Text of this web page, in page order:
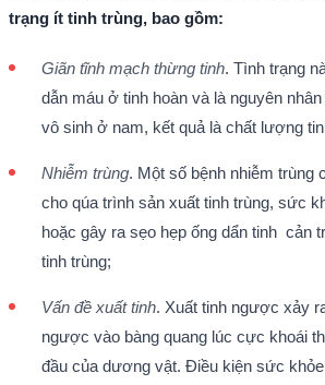
trạng ít tinh trùng, bao gồm:
Giãn tĩnh mạch thừng tinh. Tình trạng
dẫn máu ở tinh hoàn và là nguyên
vô sinh ở nam, kết quả là chất lượng
Nhiễm trùng. Một số bệnh nhiễm trùng
cho qúa trình sản xuất tinh trùng, sức
hoặc gây ra sẹo hẹp ống dẩn tinh cản
tinh trùng;
Vấn đề xuất tinh. Xuất tinh ngược xảy
ngược vào bàng quang lúc cực khoái
đầu của dương vật. Điều kiện sức